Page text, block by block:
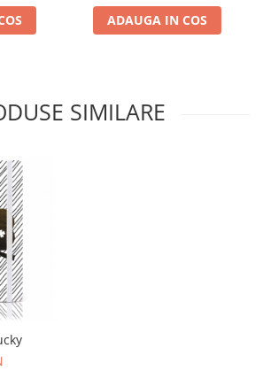
ADAUGA IN COS
SIMILARE